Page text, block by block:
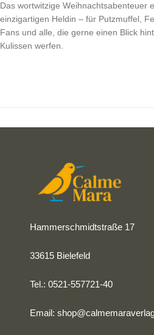
Das wortwitzige Weihnachtsabenteuer
einzigartigen Heldin – für Putzmuffel,
Fans und alle, die gerne einen Blick
Kulissen werfen.
Hammerschmidtstraße 17
33615 Bielefeld
Tel.: 0521-557721-40
Email: